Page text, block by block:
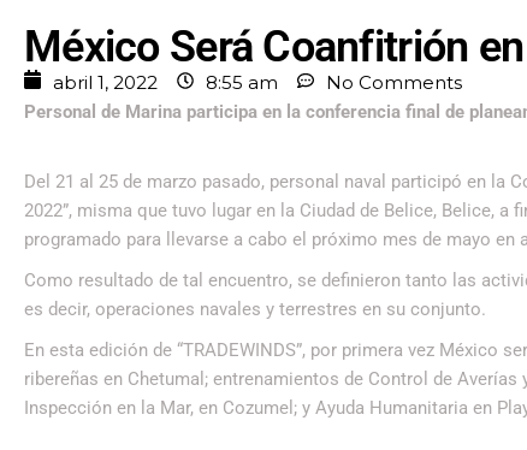
México Será Coanfitrión
abril 1, 2022 8:55 am No Comments
Personal de Marina participa en la conferencia final de
Del 21 al 25 de marzo pasado, personal naval participó en la
2022”, misma que tuvo lugar en la Ciudad de Belice, Belice,
programado para llevarse a cabo el próximo mes de mayo en
Como resultado de tal encuentro, se definieron tanto las
es decir, operaciones navales y terrestres en su conjunto.
En esta edición de “TRADEWINDS”, por primera vez México
ribereñas en Chetumal; entrenamientos de Control de
Inspección en la Mar, en Cozumel; y Ayuda Humanitaria en